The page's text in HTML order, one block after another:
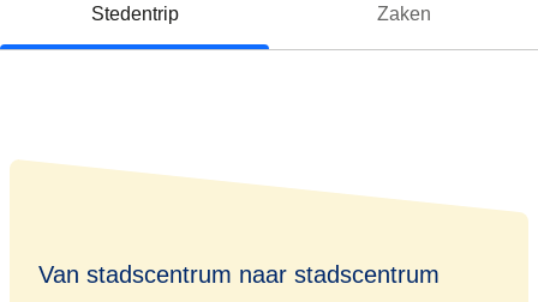
Stedentrip Zaken
Van stadscentrum naar stadscentrum